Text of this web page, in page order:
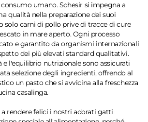
umano. Schesir si impegna a
qualità nella preparazione dei suoi
solo carni di pollo prive di tracce di cure
in mare aperto. Ogni processo
e garantito da organismi internazionali
dei più elevati standard qualitativi.
e l'equilibrio nutrizionale sono assicurati
selezione degli ingredienti, offrendo al
un pasto che si avvicina alla freschezza
casalinga.
rendere felici i nostri adorati gatti